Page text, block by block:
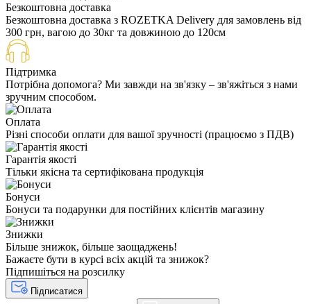
Безкоштовна доставка
Безкоштовна доставка з ROZETKA Delivery для замовлень від
300 грн, вагою до 30кг та довжиною до 120см
Підтримка
Потрібна допомога? Ми завжди на зв'язку – зв'яжіться з нами
зручним способом.
Оплата
Різні способи оплати для вашої зручності (працюємо з ПДВ)
Гарантія якості
Тільки якісна та сертифікована продукція
Бонуси
Бонуси та подарунки для постійних клієнтів магазину
Знижки
Більше знижок, більше заощаджень!
Бажаєте бути в курсі всіх акцій та знижок?
Підпишіться на розсилку
Підписатися